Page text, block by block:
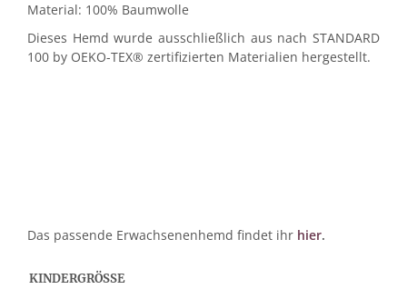
Material: 100% Baumwolle
Dieses Hemd wurde ausschließlich aus nach STANDARD
100 by OEKO-TEX® zertifizierten Materialien hergestellt.
Das passende Erwachsenenhemd findet ihr hier.
KINDERGRÖSSE